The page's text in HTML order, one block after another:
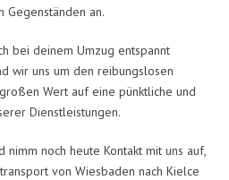
Gegenständen an.
bei deinem Umzug entspannt
wir uns um den reibungslosen
Wert auf eine pünktliche und
Dienstleistungen.
noch heute Kontakt mit uns auf,
von Wiesbaden nach Kielce